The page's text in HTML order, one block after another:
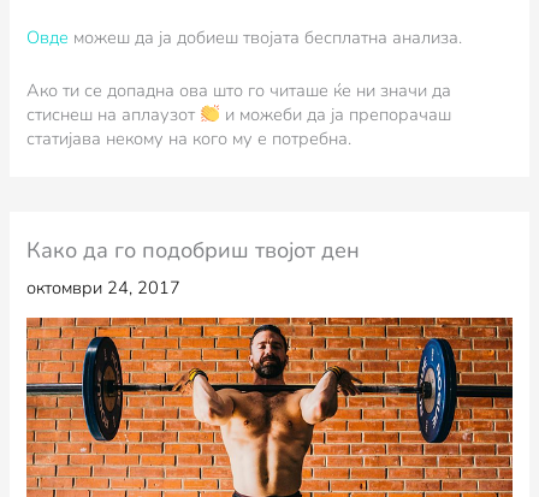
Овде можеш да ја добиеш твојата бесплатна анализа.
Ако ти се допадна ова што го читаше ќе ни значи да
стиснеш на аплаузот
и можеби да ја препорачаш
статијава некому на кого му е потребна.
Како да го подобриш твојот ден
октомври 24, 2017